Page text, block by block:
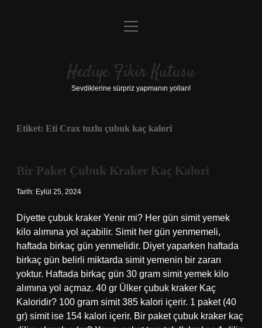
Anasayfa
Yasal Uyarı
menüyü
Hediye Fikir Kutusu
Sevdiklerine sürpriz yapmanın yolları!
Etiket: Eti Crax tuzlu çubuk kaç kalori
Bir Paket Çubuk Kraker Kaç Kalori
Tarih: Eylül 25, 2024
Diyette çubuk kraker Yenir mi? Her gün simit yemek
kilo alımına yol açabilir. Simit her gün yenmemeli,
haftada birkaç gün yenmelidir. Diyet yaparken haftada
birkaç gün belirli miktarda simit yemenin bir zararı
yoktur. Haftada birkaç gün 30 gram simit yemek kilo
alımına yol açmaz. 40 gr Ülker çubuk kraker Kaç
Kaloridir? 100 gram simit 385 kalori içerir. 1 paket (40
gr) simit ise 154 kalori içerir. Bir paket çubuk kraker kaç